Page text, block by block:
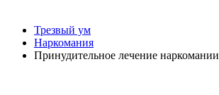
Трезвый ум
Наркомания
Принудительное лечение наркомании